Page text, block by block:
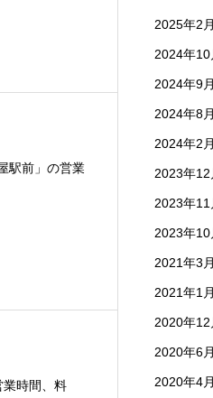
駅前」の営業
業時間、料
2025年2月
2024年10
2024年9月
2024年8月
2024年2月
2023年12
2023年11
2023年10
2021年3月
2021年1月
2020年12
2020年6月
2020年4月